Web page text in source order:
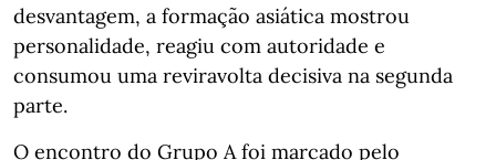
desvantagem, a formação asiática mostrou
personalidade, reagiu com autoridade e
consumou uma reviravolta decisiva na segunda
parte.
O encontro do Grupo A foi marcado pelo